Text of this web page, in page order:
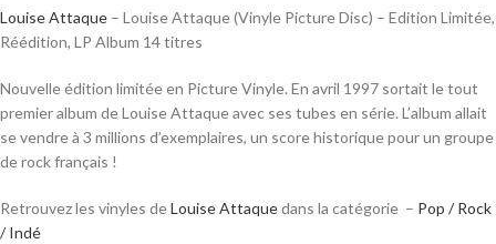
Louise Attaque – Louise Attaque (Vinyle Picture Disc) – Edition Limitée,
Réédition, LP Album 14 titres
Nouvelle édition limitée en Picture Vinyle. En avril 1997 sortait le tout
premier album de Louise Attaque avec ses tubes en série. L’album allait
se vendre à 3 millions d’exemplaires, un score historique pour un groupe
de rock français !
Retrouvez les vinyles deLouise Attaquedans la catégorie – Pop / Rock
/ Indé